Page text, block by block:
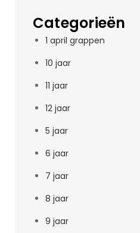
Categorieën
1 april grappen
10 jaar
11 jaar
12 jaar
5 jaar
6 jaar
7 jaar
8 jaar
9 jaar